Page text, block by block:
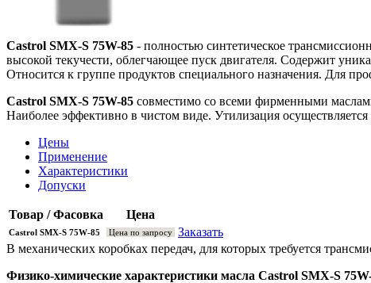
Castrol SMX-S 75W-85 - полностью синтетическое
высокой текучести, облегчающее пуск двигателя. Содержит
Относится к группе продуктов специального назначения. Для
Castrol SMX-S 75W-85 совместимо со всеми фирменными
Наиболее эффективно в чистом виде. Утилизация
Цены
Применение
Характеристики
Допуски
Товар / Фасовка Цена
Castrol SМХ-S 75W-85 Цена по запросу Заказать
В механических коробках передач, для которых требуется
Физико-химические характеристики масла Castrol SМХ-S